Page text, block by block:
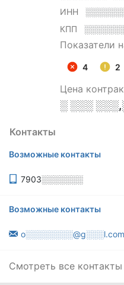
ИНН
КПП
Показатели
4 2
Цена
░ ░░░
Контакты
Возможные контакты
7903░░░░░░░
Возможные контакты
o░░░░░░░░@g░░░l.com
Смотреть все контакты